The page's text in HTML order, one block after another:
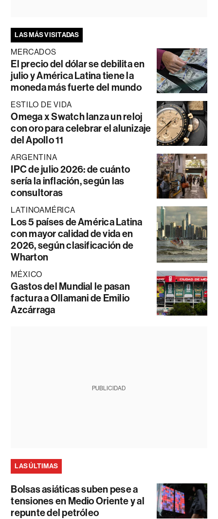
LAS MÁS VISITADAS
MERCADOS
El precio del dólar se debilita en
julio y América Latina tiene la
moneda más fuerte del mundo
ESTILO DE VIDA
Omega x Swatch lanza un reloj
con oro para celebrar el alunizaje
del Apollo 11
ARGENTINA
IPC de julio 2026: de cuánto
sería la inflación, según las
consultoras
LATINOAMÉRICA
Los 5 países de América Latina
con mayor calidad de vida en
2026, según clasificación de
Wharton
MÉXICO
Gastos del Mundial le pasan
factura a Ollamani de Emilio
Azcárraga
PUBLICIDAD
LAS ÚLTIMAS
Bolsas asiáticas suben pese a
tensiones en Medio Oriente y al
repunte del petróleo